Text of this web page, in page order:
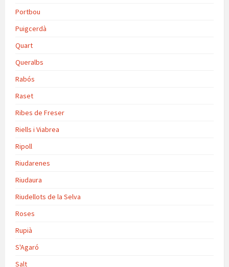
Portbou
Puigcerdà
Quart
Queralbs
Rabós
Raset
Ribes de Freser
Riells i Viabrea
Ripoll
Riudarenes
Riudaura
Riudellots de la Selva
Roses
Rupià
S'Agaró
Salt